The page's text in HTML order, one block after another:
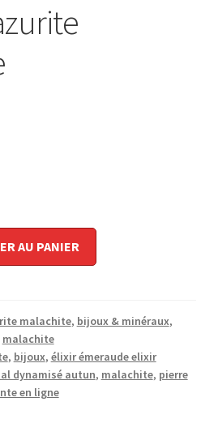
AU PANIER
malachite, bijoux & minéraux,
malachite
, bijoux, élixir émeraude elixir
dynamisé autun, malachite, pierre
en ligne